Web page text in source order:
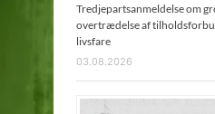
Tredjepartsanmeldelse om
overtrædelse af
livsfare
03.08.2026